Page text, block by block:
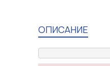
ОПИСАНИЕ